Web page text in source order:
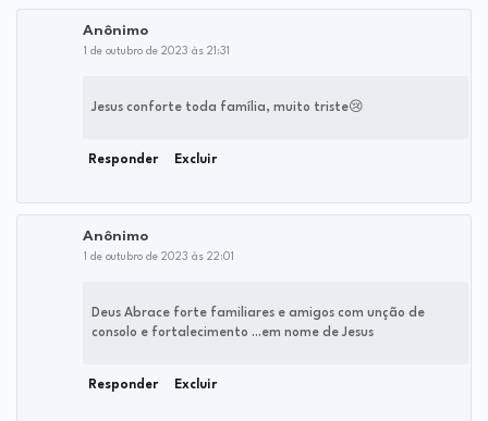
Anônimo
1 de outubro de 2023 às 21:31
Jesus conforte toda família, muito triste😢
Responder Excluir
Anônimo
1 de outubro de 2023 às 22:01
Deus Abrace forte familiares e amigos com unção de
consolo e fortalecimento ...em nome de Jesus
Responder Excluir